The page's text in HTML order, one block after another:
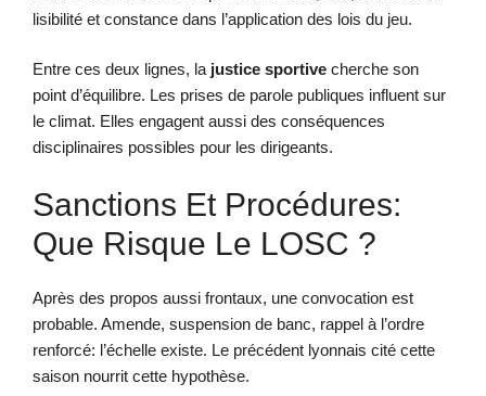
lisibilité et constance dans l’application des lois du jeu.
Entre ces deux lignes, la justice sportive cherche son
point d’équilibre. Les prises de parole publiques influent sur
le climat. Elles engagent aussi des conséquences
disciplinaires possibles pour les dirigeants.
Sanctions Et Procédures:
Que Risque Le LOSC ?
Après des propos aussi frontaux, une convocation est
probable. Amende, suspension de banc, rappel à l’ordre
renforcé: l’échelle existe. Le précédent lyonnais cité cette
saison nourrit cette hypothèse.